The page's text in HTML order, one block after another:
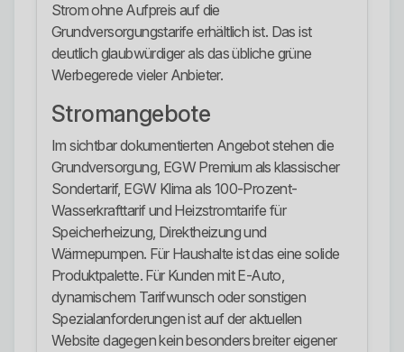
Strom ohne Aufpreis auf die
Grundversorgungstarife erhältlich ist. Das ist
deutlich glaubwürdiger als das übliche grüne
Werbegerede vieler Anbieter.
Stromangebote
Im sichtbar dokumentierten Angebot stehen die
Grundversorgung, EGW Premium als klassischer
Sondertarif, EGW Klima als 100-Prozent-
Wasserkrafttarif und Heizstromtarife für
Speicherheizung, Direktheizung und
Wärmepumpen. Für Haushalte ist das eine solide
Produktpalette. Für Kunden mit E-Auto,
dynamischem Tarifwunsch oder sonstigen
Spezialanforderungen ist auf der aktuellen
Website dagegen kein besonders breiter eigener